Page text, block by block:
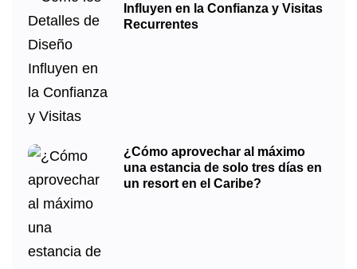
Influyen en la Confianza y Visitas
Recurrentes
¿Cómo aprovechar al máximo
una estancia de solo tres días en
un resort en el Caribe?